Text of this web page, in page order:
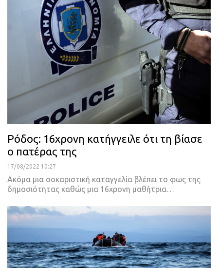
Ρόδος: 16χρονη κατήγγειλε ότι τη βίασε
ο πατέρας της
17/08/2022 10:27
Ακόμα μια σοκαριστική καταγγελία βλέπει το φως της
δημοσιότητας καθώς μια 16χρονη μαθήτρια…